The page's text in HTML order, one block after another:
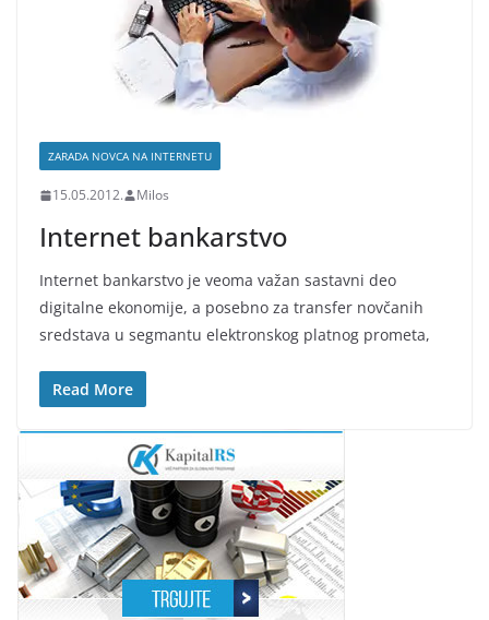
ZARADA NOVCA NA INTERNETU
15.05.2012. Milos
Internet bankarstvo
Internet bankarstvo je veoma važan sastavni deo
digitalne ekonomije, a posebno za transfer novčanih
sredstava u segmantu elektronskog platnog prometa,
Read More